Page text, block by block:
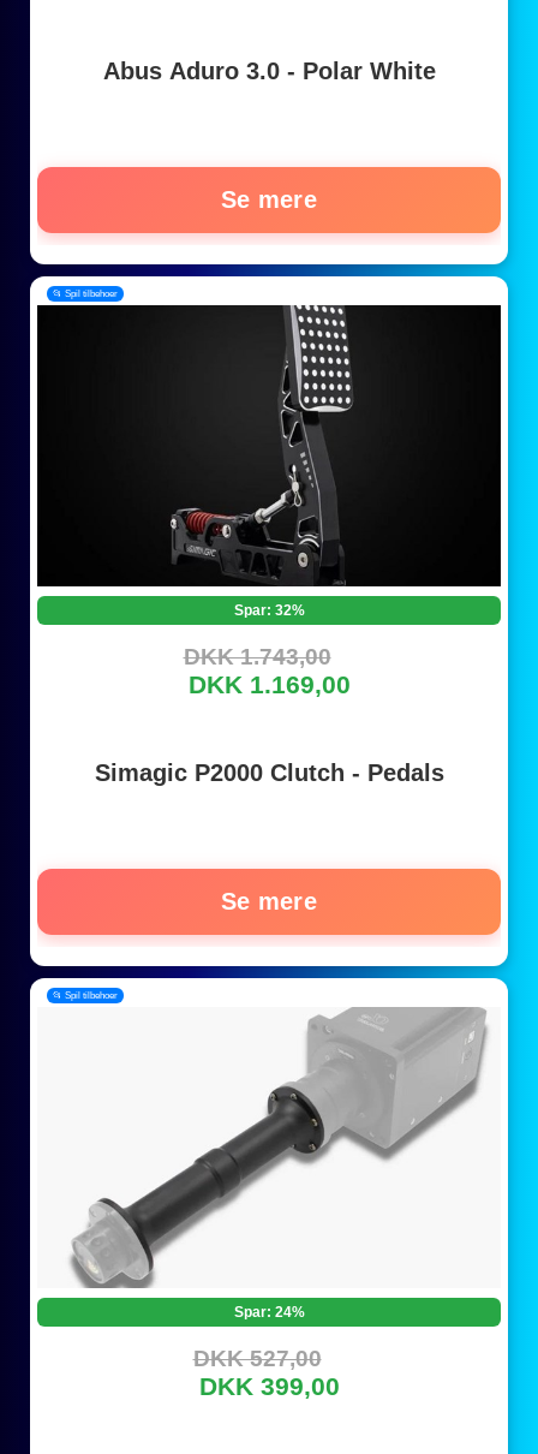
Abus Aduro 3.0 - Polar White
Se mere
📂 Spil tilbehoer
Spar: 32%
DKK 1.743,00
DKK 1.169,00
Simagic P2000 Clutch - Pedals
Se mere
📂 Spil tilbehoer
Spar: 24%
DKK 527,00
DKK 399,00